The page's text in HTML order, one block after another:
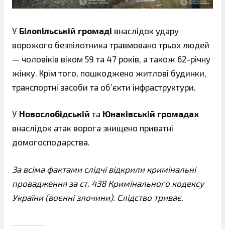
У Білопільській громаді внаслідок удару
ворожого безпілотника травмовано трьох людей
— чоловіків віком 59 та 47 років, а також 62-річну
жінку. Крім того, пошкоджено житлові будинки,
транспортні засоби та об’єкти інфраструктури.
У Новослобідській та Юнаківській громадах
внаслідок атак ворога знищено приватні
домогосподарства.
За всіма фактами слідчі відкрили кримінальні
провадження за ст. 438 Кримінального кодексу
України (воєнні злочини). Слідство триває.